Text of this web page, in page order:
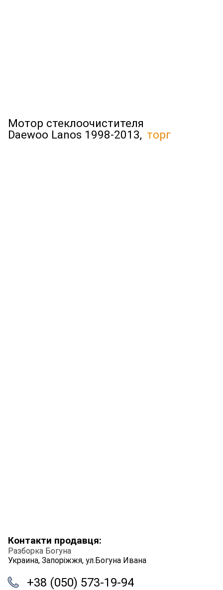
Мотор стеклоочистителя
Daewoo Lanos 1998-2013, торг
Контакти продавця:
Разборка Богуна
Украина, Запоріжжя, ул.Богуна Ивана
+38 (050) 573-19-94